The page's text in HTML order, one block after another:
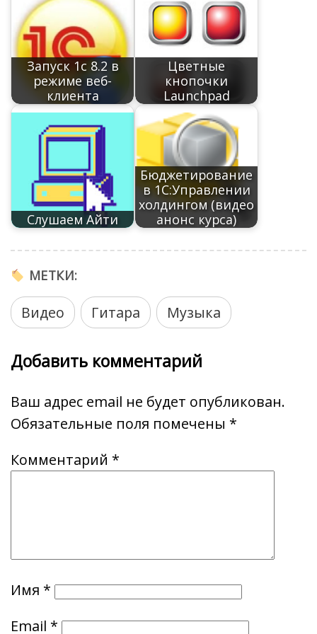
o
k
r
n
al
as
s
ni
ki
n m p
p
Li
n
k
а
в
и
т
ь
Запуск 1с 8.2 в
режиме веб-
клиента
Цветные
кнопочки
Launchpad
Слушаем Айти
Бюджетирование
в 1С:Управлении
холдингом (видео
анонс курса)
МЕТКИ:
Видео Гитара Музыка
Добавить комментарий
Ваш адрес email не будет опубликован.
Обязательные поля помечены *
Комментарий *
Имя *
Email *